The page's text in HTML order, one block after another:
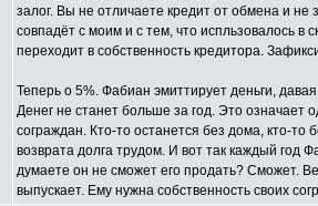
залог. Вы не отличаете кредит от обмена и
совпадёт с моим и с тем, что испльзовалось в
переходит в собственность кредитора.
Теперь о 5%. Фабиан эмиттирует деньги,
Денег не станет больше за год. Это означает
сограждан. Кто-то останется без дома, кто-то
возврата долга трудом. И вот так каждый год
думаете он не сможет его продать? Сможет.
выпускает. Ему нужна собственность своих